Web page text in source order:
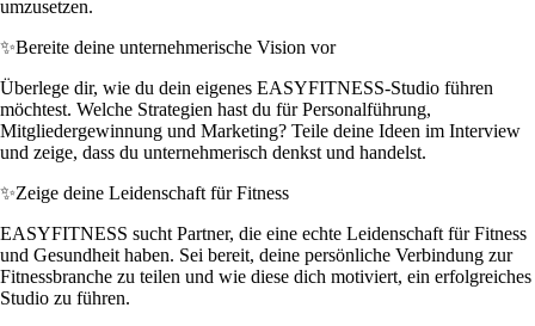
umzusetzen.
✨Bereite deine unternehmerische Vision vor
Überlege dir, wie du dein eigenes EASYFITNESS-Studio führen
möchtest. Welche Strategien hast du für Personalführung,
Mitgliedergewinnung und Marketing? Teile deine Ideen im Interview
und zeige, dass du unternehmerisch denkst und handelst.
✨Zeige deine Leidenschaft für Fitness
EASYFITNESS sucht Partner, die eine echte Leidenschaft für Fitness
und Gesundheit haben. Sei bereit, deine persönliche Verbindung zur
Fitnessbranche zu teilen und wie diese dich motiviert, ein erfolgreiches
Studio zu führen.